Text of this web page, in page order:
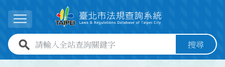
展開選單
全站查詢關鍵字欄位 搜尋